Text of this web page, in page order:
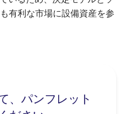
有利な市場に設備資産を参